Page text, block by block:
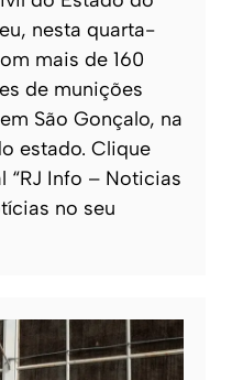
nesta quarta-
mais de 160
de munições
São Gonçalo, na
estado. Clique
“RJ Info – Noticias
no seu